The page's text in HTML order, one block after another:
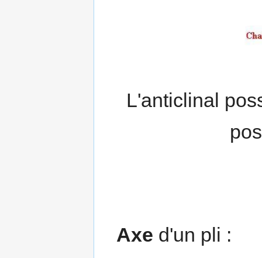
L'anticlinal
Axe d'un pli :